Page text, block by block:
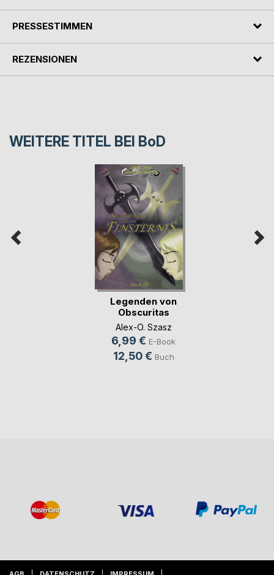
PRESSESTIMMEN
REZENSIONEN
WEITERE TITEL BEI BoD
Legenden von
Obscuritas
Alex-O. Szasz
6,99 € E-Book
12,50 € Buch